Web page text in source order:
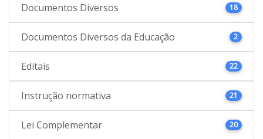
Documentos Diversos 18
Documentos Diversos da Educação 2
Editais 22
Instrução normativa 21
Lei Complementar 20